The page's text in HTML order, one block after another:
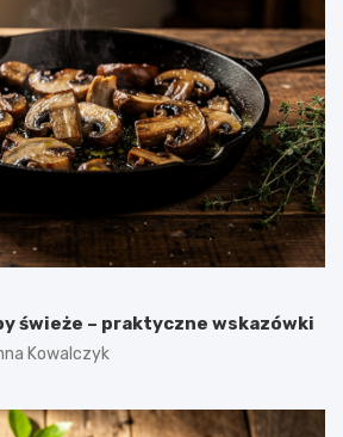
świeże – praktyczne wskazówki
Kowalczyk